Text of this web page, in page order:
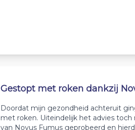
Gestopt met roken dankzij
Doordat mijn gezondheid achteruit
met roken. Uiteindelijk het advies
van Novus Fumus geprobeerd en